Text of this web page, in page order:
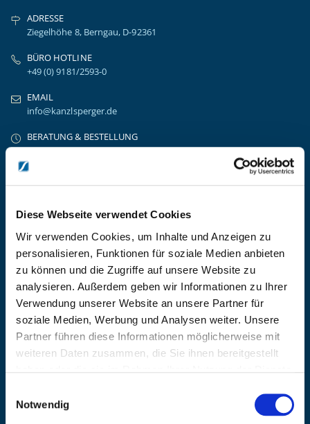
Diese Webseite verwendet Cookies
Wir verwenden Cookies, um Inhalte und Anzeigen zu
personalisieren, Funktionen für soziale Medien anbieten
zu können und die Zugriffe auf unsere Website zu
analysieren. Außerdem geben wir Informationen zu Ihrer
Verwendung unserer Website an unsere Partner für
soziale Medien, Werbung und Analysen weiter. Unsere
Partner führen diese Informationen möglicherweise mit
weiteren Daten zusammen, die Sie ihnen bereitgestellt
Notwendig
ADRESSE
Ziegelhöhe 8, Berngau, D-92361
BÜRO HOTLINE
+49 (0) 9181/2593-0
EMAIL
info@kanzlsperger.de
BERATUNG & BESTELLUNG
Montag – Donnerstag: 08:00 – 17:00
Freitag: 08:00 - 16:00
UNTERNEHMEN
Kontaktieren Sie uns
AGB nebst Kundeninformationen
Impressum
INFORMATIONEN
Preisvorschlag erstellen
Versandkosten & Lieferinformationen
Zahlungsbedingungen
Datenschutzerklärung
BLEIBE AUF DEM LAUFENDEN